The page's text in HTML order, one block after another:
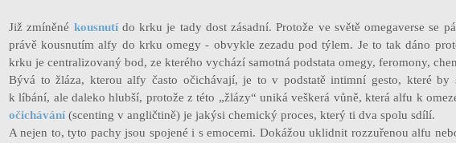
Již zmíněné kousnutído krku je tady dost zásadní. Protože ve světě omegaverse se
právě kousnutím alfy do krku omegy - obvykle zezadu pod týlem. Je to tak dáno
krku je centralizovaný bod, ze kterého vychází samotná podstata omegy, feromony,
Bývá to žláza, kterou alfy často očichávají, je to v podstatě intimní gesto, které by
k líbání, ale daleko hlubší, protože z této „žlázy“ uniká veškerá vůně, která alfu k
očichávání (scenting v angličtině) je jakýsi chemický proces, který ti dva spolu sdílí.
A nejen to, tyto pachy jsou spojené i s emocemi. Dokážou uklidnit rozzuřenou alfu